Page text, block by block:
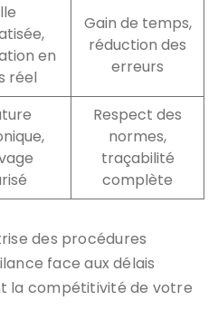
en
réel
Gain de temps,
réduction des
erreurs
Respect des
normes,
traçabilité
complète
des procédures
face aux délais
la compétitivité de votre